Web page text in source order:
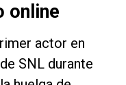
online
actor en
SNL durante